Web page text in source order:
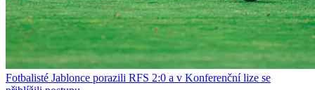
Fotbalisté Jablonce porazili RFS 2:0 a v Konferenční lize se